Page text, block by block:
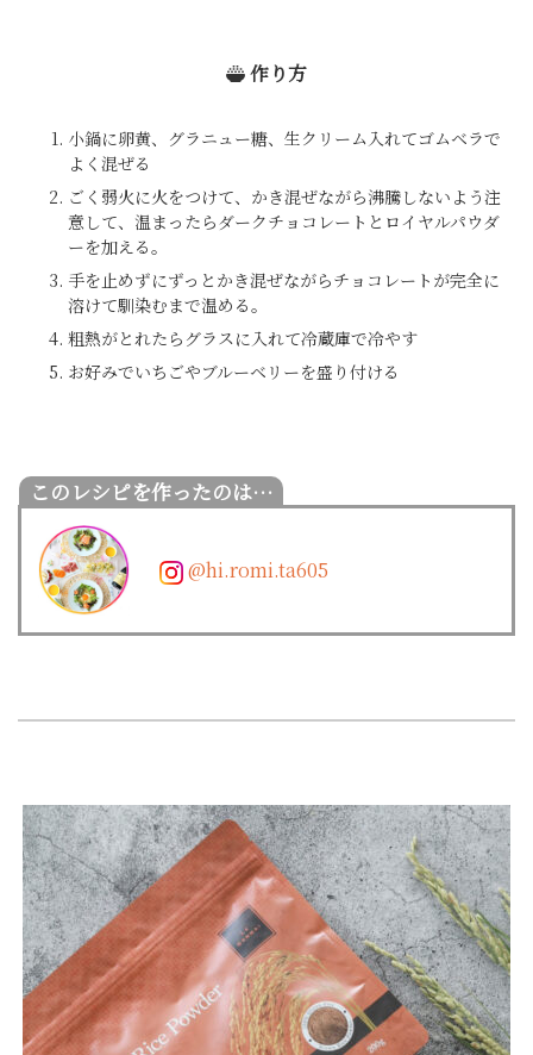
作り方
小鍋に卵黄、グラニュー糖、生クリーム入れてゴムベラで
よく混ぜる
ごく弱火に火をつけて、かき混ぜながら沸騰しないよう注
意して、温まったらダークチョコレートとロイヤルパウダ
ーを加える。
手を止めずにずっとかき混ぜながらチョコレートが完全に
溶けて馴染むまで温める。
粗熱がとれたらグラスに入れて冷蔵庫で冷やす
お好みでいちごやブルーベリーを盛り付ける
@hi.romi.ta605